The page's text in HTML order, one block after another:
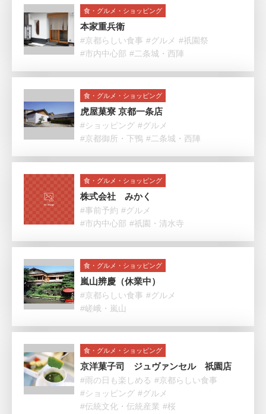
食・グルメ・ショッピング
本家重兵衛
#京都らしい食事 #グルメ #祇園祭
#市内中心部 #二条城・西陣
食・グルメ・ショッピング
虎屋菓寮 京都一条店
#ショッピング #グルメ
#京都御所・下鴨 #二条城・西陣
食・グルメ・ショッピング
株式会社 みかく
#事前予約 #グルメ
#市内中心部 #祇園・清水寺
食・グルメ・ショッピング
嵐山辨慶（休業中）
#京都らしい食事 #グルメ
#嵯峨・嵐山
食・グルメ・ショッピング
京洋菓子司 ジュヴァンセル 祇園店
#雨の日も楽しめる #京都らしい食事
#ショッピング #グルメ
#伝統文化・伝統産業 #桜